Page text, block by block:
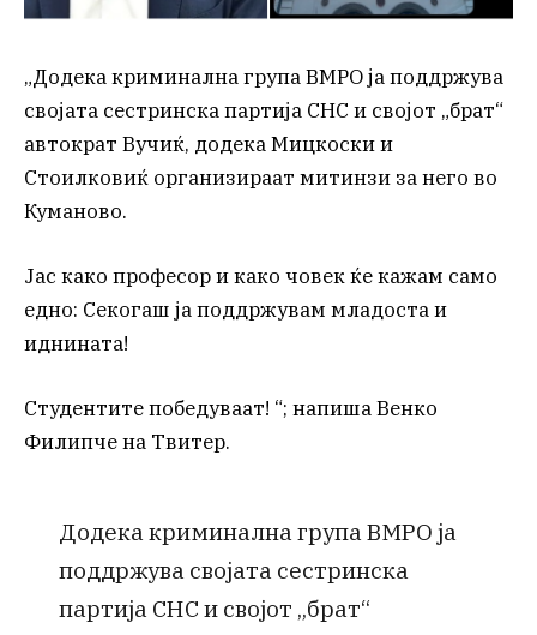
„Додека криминална група ВМРО ја поддржува
својата сестринска партија СНС и својот „брат“
автократ Вучиќ, додека Мицкоски и
Стоилковиќ организираат митинзи за него во
Куманово.
Јас како професор и како човек ќе кажам само
едно: Секогаш ја поддржувам младоста и
иднината!
Студентите победуваат! “; напиша Венко
Филипче на Твитер.
Додека криминална група ВМРО ја
поддржува својата сестринска
партија СНС и својот „брат“